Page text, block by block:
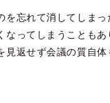
を忘れて消してしま
なってしまうこともあ
見返せず会議の質自体